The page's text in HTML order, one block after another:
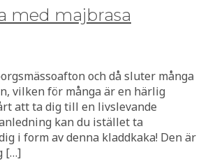
med majbrasa
och då sluter många
vilken för många är en härlig
att ta dig till en livslevande
kan du istället ta
i form av denna kladdkaka! Den är
[…]